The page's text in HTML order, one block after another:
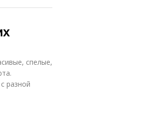
спелые,
разной